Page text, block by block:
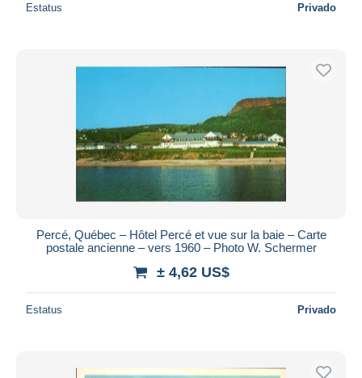
Estatus Privado
Percé, Québec – Hôtel Percé et vue sur la baie – Carte
postale ancienne – vers 1960 – Photo W. Schermer
± 4,62 US$
Estatus Privado